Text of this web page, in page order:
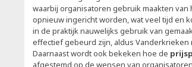
waarbij organisatoren gebruik maakten
opnieuw ingericht worden, wat veel tijd en
in de praktijk nauwelijks gebruik van
effectief gebeurd zijn, aldus Vanderkrieken
Daarnaast wordt ook bekeken hoe de
afgestemd op de wensen van